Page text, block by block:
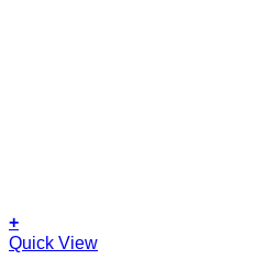
+
This
Quick View